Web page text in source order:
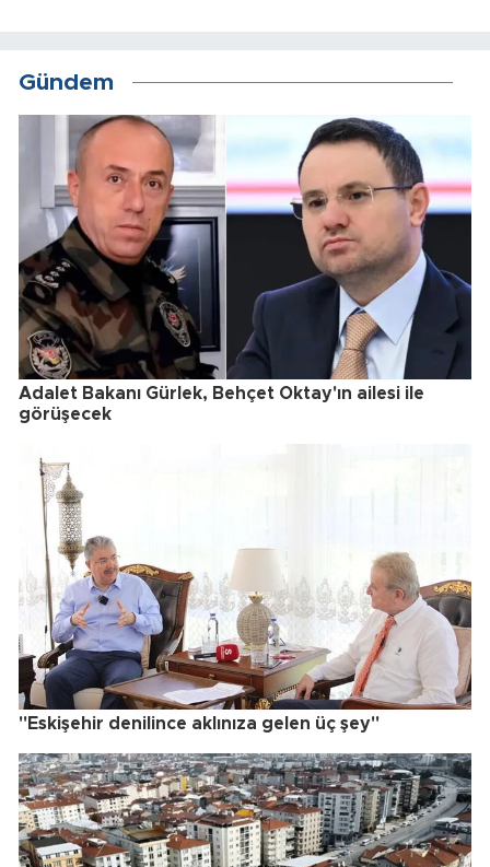
Gündem
Adalet Bakanı Gürlek, Behçet Oktay'ın ailesi ile
görüşecek
"Eskişehir denilince aklınıza gelen üç şey"